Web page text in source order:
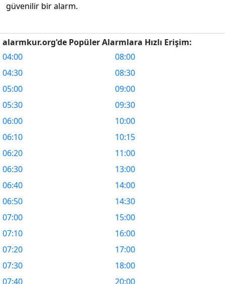
güvenilir bir alarm.
alarmkur.org'de Popüler Alarmlara Hızlı Erişim:
04:00
04:30
05:00
05:30
06:00
06:10
06:20
06:30
06:40
06:50
07:00
07:10
07:20
07:30
07:40
08:00
08:30
09:00
09:30
10:00
10:15
11:00
13:00
14:00
14:30
15:00
16:00
17:00
18:00
20:00